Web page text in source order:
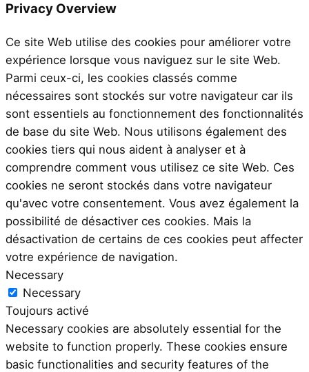
Privacy Overview
Ce site Web utilise des cookies pour améliorer votre
expérience lorsque vous naviguez sur le site Web.
Parmi ceux-ci, les cookies classés comme
nécessaires sont stockés sur votre navigateur car ils
sont essentiels au fonctionnement des fonctionnalités
de base du site Web. Nous utilisons également des
cookies tiers qui nous aident à analyser et à
comprendre comment vous utilisez ce site Web. Ces
cookies ne seront stockés dans votre navigateur
qu'avec votre consentement. Vous avez également la
possibilité de désactiver ces cookies. Mais la
désactivation de certains de ces cookies peut affecter
votre expérience de navigation.
Necessary
Necessary
Toujours activé
Necessary cookies are absolutely essential for the
website to function properly. These cookies ensure
basic functionalities and security features of the